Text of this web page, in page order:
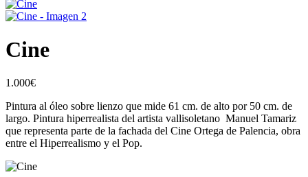
Cine
1.000€
Pintura al óleo sobre lienzo que mide 61 cm. de alto por 50 cm. de
largo. Pintura hiperrealista del artista vallisoletano Manuel Tamariz
que representa parte de la fachada del Cine Ortega de Palencia, obra
entre el Hiperrealismo y el Pop.